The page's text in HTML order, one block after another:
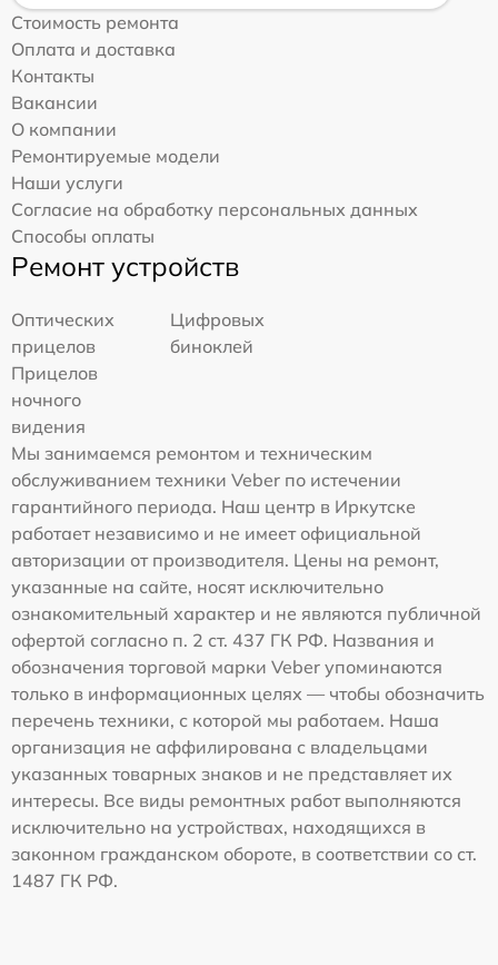
Стоимость ремонта
Оплата и доставка
Контакты
Вакансии
О компании
Ремонтируемые модели
Наши услуги
Согласие на обработку персональных данных
Способы оплаты
Ремонт устройств
Оптических
прицелов
Цифровых
биноклей
Прицелов
ночного
видения
Мы занимаемся ремонтом и техническим
обслуживанием техники Veber по истечении
гарантийного периода. Наш центр в Иркутске
работает независимо и не имеет официальной
авторизации от производителя. Цены на ремонт,
указанные на сайте, носят исключительно
ознакомительный характер и не являются публичной
офертой согласно п. 2 ст. 437 ГК РФ. Названия и
обозначения торговой марки Veber упоминаются
только в информационных целях — чтобы обозначить
перечень техники, с которой мы работаем. Наша
организация не аффилирована с владельцами
указанных товарных знаков и не представляет их
интересы. Все виды ремонтных работ выполняются
исключительно на устройствах, находящихся в
законном гражданском обороте, в соответствии со ст.
1487 ГК РФ.